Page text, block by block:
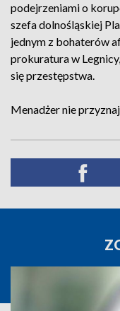
podejrzeniami o
szefa dolnośląskiej
jednym z bohaterów
prokuratura w
się przestępstwa.
Menadżer nie